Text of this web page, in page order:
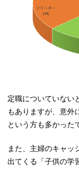
定職についていない
もありますが、意外
という方も多かった
また、主婦のキャッ
出てくる「子供の学